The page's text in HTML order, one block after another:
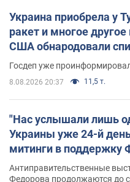
Украина приобрела у
ракет и многое
США обнародовали
Госдеп уже
8.08.2026 20:37 11,5 т.
"Нас услышали лишь
Украины уже 24-й
митинги в поддержку
Антиправительственные
Федорова продолжаются до